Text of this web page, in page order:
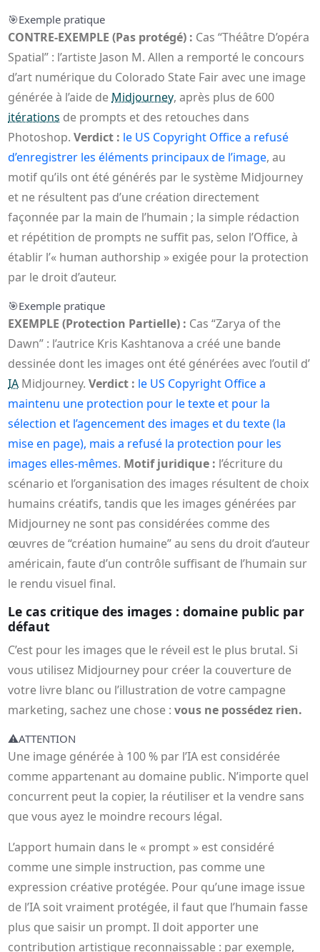
🎯Exemple pratique
CONTRE-EXEMPLE (Pas protégé) : Cas “Théâtre D’opéra
Spatial” : l’artiste Jason M. Allen a remporté le concours
d’art numérique du Colorado State Fair avec une image
générée à l’aide deMidjourney, après plus de 600
itérations de prompts et des retouches dans
Photoshop.Verdict : le US Copyright Office a refusé
d’enregistrer les éléments principaux de l’image, au
motif qu’ils ont été générés par le système Midjourney
et ne résultent pas d’une création directement
façonnée par la main de l’humain ; la simple rédaction
et répétition de prompts ne suffit pas, selon l’Office, à
établir l’« human authorship » exigée pour la protection
par le droit d’auteur.
🎯Exemple pratique
EXEMPLE (Protection Partielle) : Cas “Zarya of the
Dawn” : l’autrice Kris Kashtanova a créé une bande
dessinée dont les images ont été générées avec l’outil d’
IA Midjourney.Verdict : le US Copyright Office a
maintenu une protection pour le texte et pour la
sélection et l’agencement des images et du texte (la
mise en page), mais a refusé la protection pour les
images elles‑mêmes. Motif juridique : l’écriture du
scénario et l’organisation des images résultent de choix
humains créatifs, tandis que les images générées par
Midjourney ne sont pas considérées comme des
œuvres de “création humaine” au sens du droit d’auteur
américain, faute d’un contrôle suffisant de l’humain sur
le rendu visuel final.
Le cas critique des images : domaine public par
défaut
C’est pour les images que le réveil est le plus brutal. Si
vous utilisez Midjourney pour créer la couverture de
votre livre blanc ou l’illustration de votre campagne
marketing, sachez une chose :vous ne possédez rien.
⚠️ATTENTION
Une image générée à 100 % par l’IA est considérée
comme appartenant au domaine public. N’importe quel
concurrent peut la copier, la réutiliser et la vendre sans
que vous ayez le moindre recours légal.
L’apport humain dans le « prompt » est considéré
comme une simple instruction, pas comme une
expression créative protégée. Pour qu’une image issue
de l’IA soit vraiment protégée, il faut que l’humain fasse
plus que saisir un prompt. Il doit apporter une
contribution artistique reconnaissable : par exemple,